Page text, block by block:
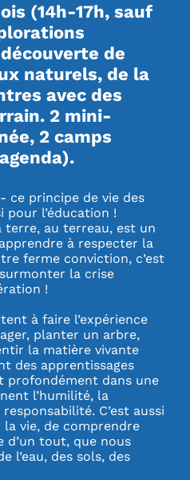
(14h-17h, sauf
de
naturels, de la
avec des
2 mini-
2 camps
ce principe de vie des
pour l’éducation !
au terreau, est un
à respecter la
ferme conviction, c’est
la crise
!
à faire l’expérience
planter un arbre,
la matière vivante
des apprentissages
profondément dans une
l’humilité, la
C’est aussi
la vie, de comprendre
d’un tout, que nous
l’eau, des sols, des